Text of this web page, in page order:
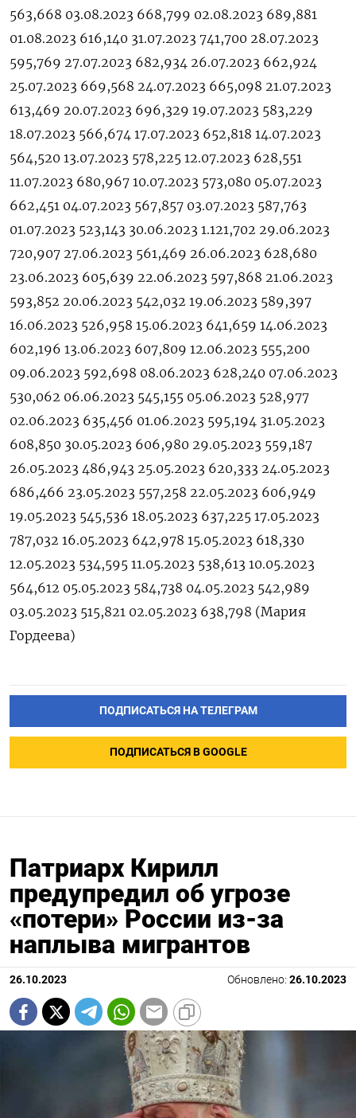
563,668 03.08.2023 668,799 02.08.2023 689,881
01.08.2023 616,140 31.07.2023 741,700 28.07.2023
595,769 27.07.2023 682,934 26.07.2023 662,924
25.07.2023 669,568 24.07.2023 665,098 21.07.2023
613,469 20.07.2023 696,329 19.07.2023 583,229
18.07.2023 566,674 17.07.2023 652,818 14.07.2023
564,520 13.07.2023 578,225 12.07.2023 628,551
11.07.2023 680,967 10.07.2023 573,080 05.07.2023
662,451 04.07.2023 567,857 03.07.2023 587,763
01.07.2023 523,143 30.06.2023 1.121,702 29.06.2023
720,907 27.06.2023 561,469 26.06.2023 628,680
23.06.2023 605,639 22.06.2023 597,868 21.06.2023
593,852 20.06.2023 542,032 19.06.2023 589,397
16.06.2023 526,958 15.06.2023 641,659 14.06.2023
602,196 13.06.2023 607,809 12.06.2023 555,200
09.06.2023 592,698 08.06.2023 628,240 07.06.2023
530,062 06.06.2023 545,155 05.06.2023 528,977
02.06.2023 635,456 01.06.2023 595,194 31.05.2023
608,850 30.05.2023 606,980 29.05.2023 559,187
26.05.2023 486,943 25.05.2023 620,333 24.05.2023
686,466 23.05.2023 557,258 22.05.2023 606,949
19.05.2023 545,536 18.05.2023 637,225 17.05.2023
787,032 16.05.2023 642,978 15.05.2023 618,330
12.05.2023 534,595 11.05.2023 538,613 10.05.2023
564,612 05.05.2023 584,738 04.05.2023 542,989
03.05.2023 515,821 02.05.2023 638,798 (Мария
Гордеева)
ПОДПИСАТЬСЯ НА ТЕЛЕГРАМ
ПОДПИСАТЬСЯ В GOOGLE
Патриарх Кирилл
предупредил об угрозе
«потери» России из-за
наплыва мигрантов
26.10.2023 Обновлено: 26.10.2023